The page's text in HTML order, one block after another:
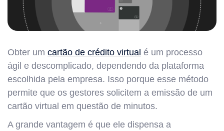
Obter um cartão de crédito virtual é um processo
ágil e descomplicado, dependendo da plataforma
escolhida pela empresa. Isso porque esse método
permite que os gestores solicitem a emissão de um
cartão virtual em questão de minutos.
A grande vantagem é que ele dispensa a